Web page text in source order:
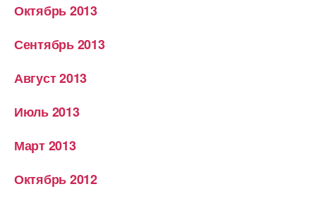
Октябрь 2013
Сентябрь 2013
Август 2013
Июль 2013
Март 2013
Октябрь 2012